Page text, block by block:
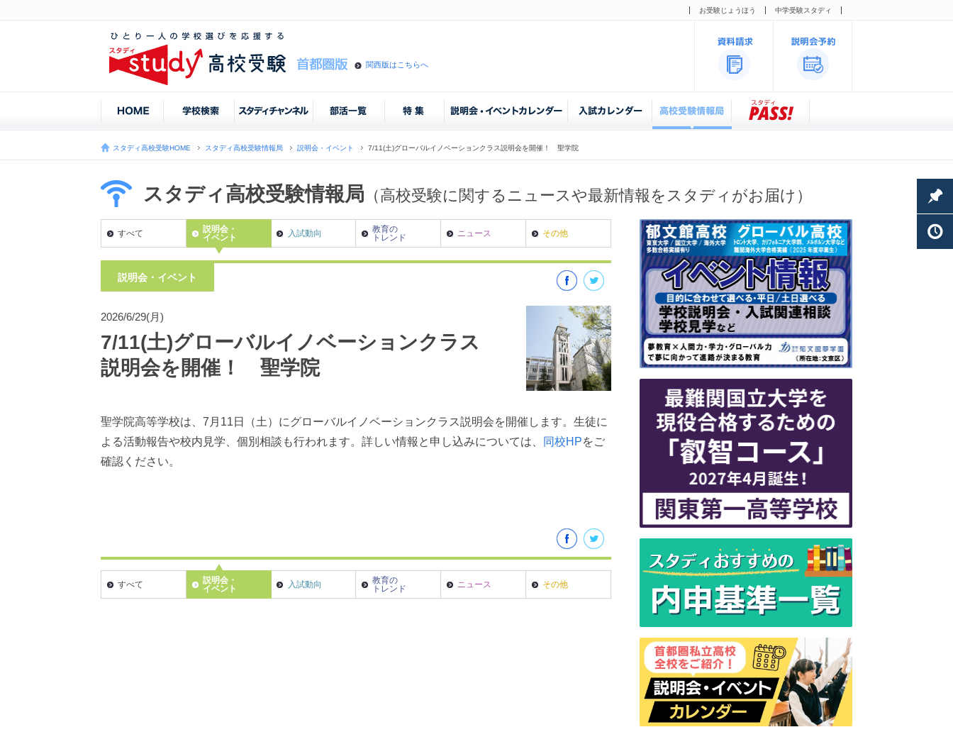
お受験じょうほう 中学受験スタディ
関西版はこちらへ
スタディ高校受験HOME スタディ高校受験情報局 説明会・イベント 7/11(土)グローバルイノベーションクラス説明会を開催！ 聖学院
スタディ高校受験情報局 （高校受験に関するニュースや最新情報をスタディがお届け）
すべて
説明会・
イベント
入試動向
教育の
トレンド
ニュース その他
説明会・イベント
2026/6/29(月)
7/11(土)グローバルイノベーションクラス
説明会を開催！ 聖学院
聖学院高等学校は、7月11日（土）にグローバルイノベーションクラス説明会を開催します。生徒に
よる活動報告や校内見学、個別相談も行われます。詳しい情報と申し込みについては、
同校HPをご
確認ください。
すべて
説明会・
イベント
入試動向
教育の
トレンド
ニュース その他